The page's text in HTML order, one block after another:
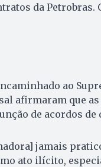
da
ao
afirmaram que
de acordos
jamais
ato ilícito,